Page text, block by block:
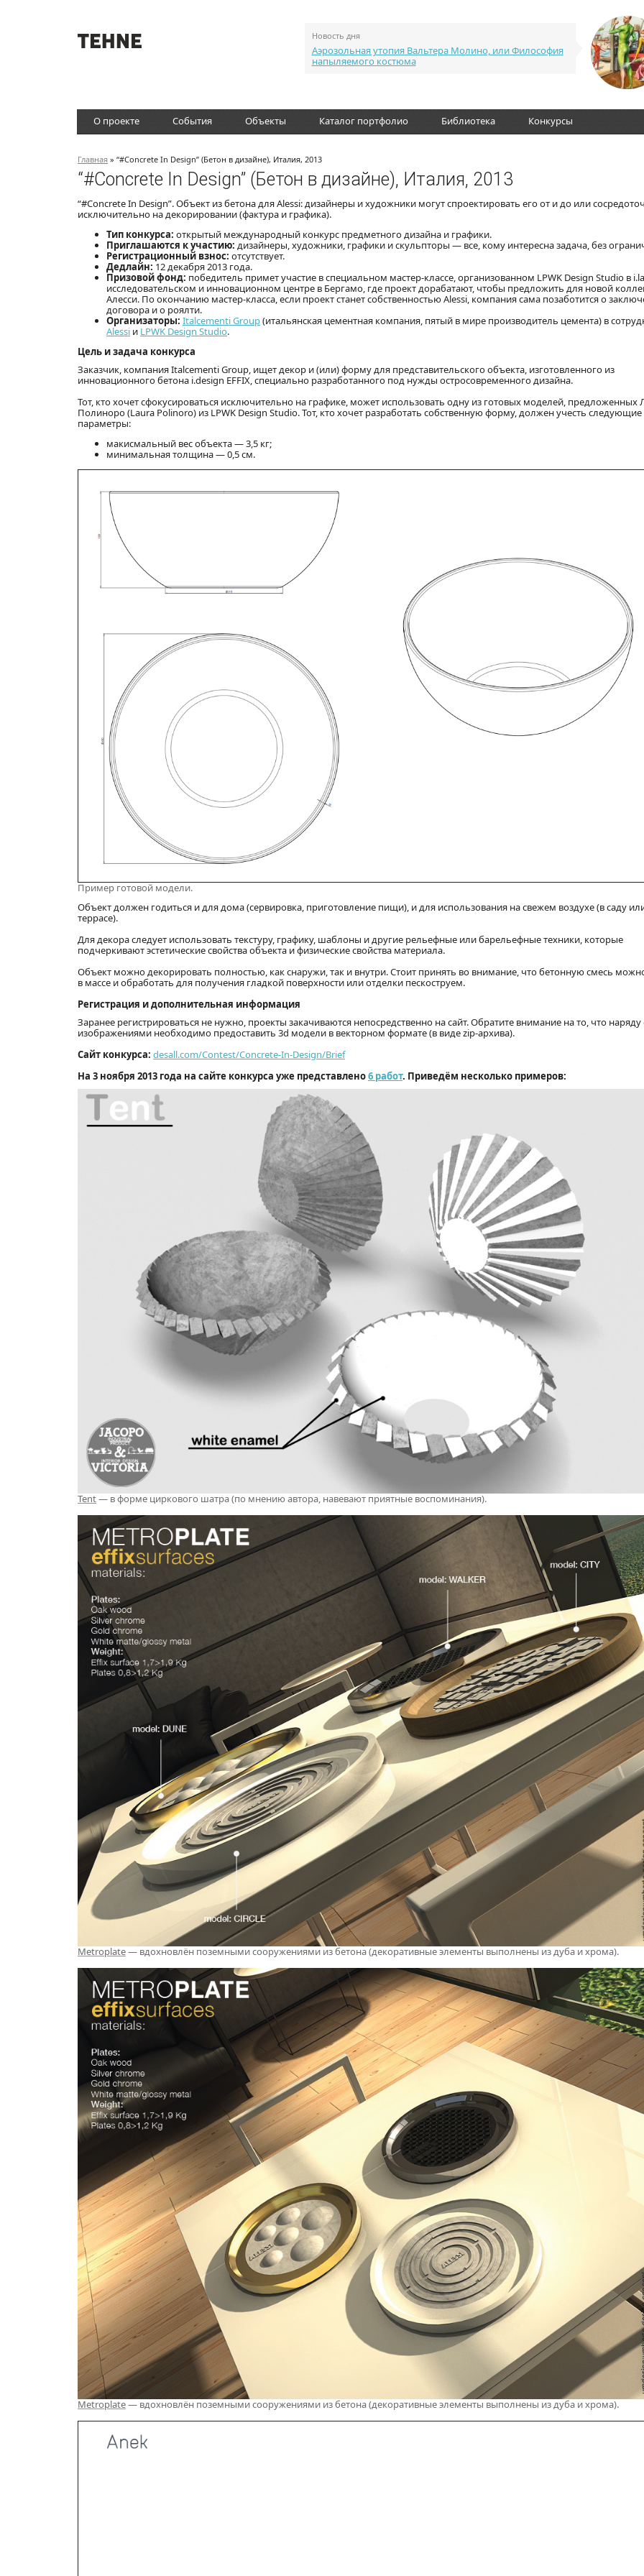
Новость дня
Аэрозольная утопия Вальтера Молино, или Философия
напыляемого костюма
О проекте События Объекты Каталог портфолио Библиотека Конкурсы
Главная » “#Concrete In Design” (Бетон в дизайне), Италия, 2013
“#Concrete In Design” (Бетон в дизайне), Италия, 2013
“#Concrete In Design”. Объект из бетона для Alessi: дизайнеры и художники могут спроектировать его от и до или
исключительно на декорировании (фактура и графика).
Тип конкурса: открытый международный конкурс предметного дизайна и графики.
Приглашаются к участию: дизайнеры, художники, графики и скульпторы — все, кому интересна задача, без
Регистрационный взнос: отсутствует.
Дедлайн: 12 декабря 2013 года.
Призовой фонд: победитель примет участие в специальном мастер-классе, организованном LPWK Design Studio в
исследовательском и инновационном центре в Бергамо, где проект дорабатают, чтобы предложить для новой
Алесси. По окончанию мастер-класса, если проект станет собственностью Alessi, компания сама позаботится о
договора и о роялти.
Организаторы: Italcementi Group(итальянская цементная компания, пятый в мире производитель цемента) в
Alessi и LPWK Design Studio.
Цель и задача конкурса
Заказчик, компания Italcementi Group, ищет декор и (или) форму для представительского объекта, изготовленного из
инновационного бетона i.design EFFIX, специально разработанного под нужды остросовременного дизайна.
Тот, кто хочет сфокусироваться исключительно на графике, может использовать одну из готовых моделей, предложенных
Полиноро (Laura Polinoro) из LPWK Design Studio. Тот, кто хочет разработать собственную форму, должен учесть следующие
параметры:
макисмальный вес объекта — 3,5 кг;
минимальная толщина — 0,5 см.
Пример готовой модели.
Объект должен годиться и для дома (сервировка, приготовление пищи), и для использования на свежем воздухе (в саду
террасе).
Для декора следует использовать текстуру, графику, шаблоны и другие рельефные или барельефные техники, которые
подчеркивают эстетические свойства объекта и физические свойства материала.
Объект можно декорировать полностью, как снаружи, так и внутри. Стоит принять во внимание, что бетонную смесь
в массе и обработать для получения гладкой поверхности или отделки пескоструем.
Регистрация и дополнительная информация
Заранее регистрироваться не нужно, проекты закачиваются непосредственно на сайт. Обратите внимание на то, что наряду
изображениями необходимо предоставить 3d модели в векторном формате (в виде zip-архива).
Сайт конкурса: desall.com/Contest/Concrete-In-Design/Brief
На 3 ноября 2013 года на сайте конкурса уже представлено6 работ. Приведём несколько примеров:
Tent— в форме циркового шатра (по мнению автора, навевают приятные воспоминания).
Metroplate— вдохновлён поземными сооружениями из бетона (декоративные элементы выполнены из дуба и хрома).
Metroplate— вдохновлён поземными сооружениями из бетона (декоративные элементы выполнены из дуба и хрома).